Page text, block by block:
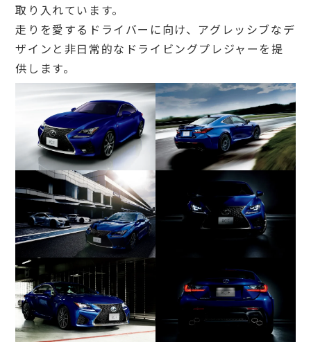
取り入れています。
走りを愛するドライバーに向け、アグレッシブなデ
ザインと非日常的なドライビングプレジャーを提
供します。